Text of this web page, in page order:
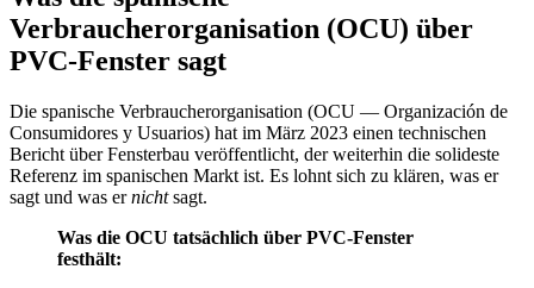
Verbraucherorganisation (OCU) über
PVC-Fenster sagt
Die spanische Verbraucherorganisation (OCU — Organización de
Consumidores y Usuarios) hat im März 2023 einen technischen
Bericht über Fensterbau veröffentlicht, der weiterhin die solideste
Referenz im spanischen Markt ist. Es lohnt sich zu klären, was er
sagt und was ernichtsagt.
Was die OCU tatsächlich über PVC-Fenster
festhält: